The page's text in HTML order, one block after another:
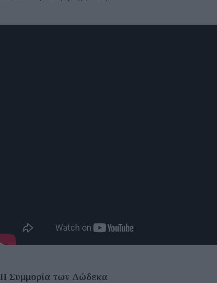
Η Συμμορία των Δώδεκα